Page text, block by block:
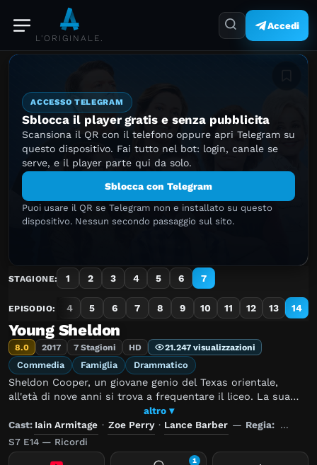
L'ORIGINALE.
Accedi
ACCESSO TELEGRAM
Sblocca il player gratis e senza pubblicita
Scansiona il QR con il telefono oppure apri Telegram su
questo dispositivo. Fai tutto nel bot: login, canale se
serve, e il player parte qui da solo.
Sblocca con Telegram
Puoi usare il QR se Telegram non e installato su questo
dispositivo. Nessun secondo passaggio sul sito.
STAGIONE: 1 2 3 4 5 6 7
EPISODIO:
2 3 4 5 6 7 8 9 10 11 12 13 14
Young Sheldon
8.0 2017 7 Stagioni HD 21.247 visualizzazioni
Commedia Famiglia Drammatico
Sheldon Cooper, un giovane genio del Texas orientale,
all'età di nove anni si trova a frequentare il liceo. La sua
infanzia trascorre in una famiglia in cui si trova poco a suo
agio, tra una madre fervente cristiana rinata, un padre
alcolizzato e i due fratelli che non perdono occasione di
prenderlo in giro o renderlo vittima dei loro scherzi.
altro ▾
Cast: Iain Armitage · Zoe Perry· Lance Barber — Regia: Alex
S7 E14 — Ricordi
1